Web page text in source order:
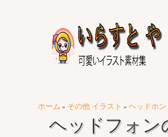
ホーム » その他 イラスト » ヘッドホ
ヘッドフォン